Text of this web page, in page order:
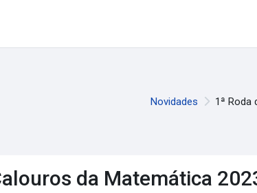
Novidades 1ª Roda
da Matemática